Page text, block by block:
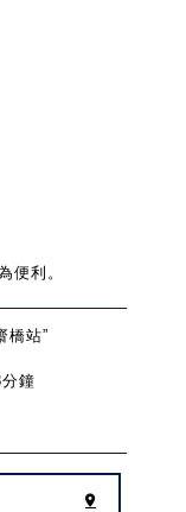
便利。
橋站”
鐘